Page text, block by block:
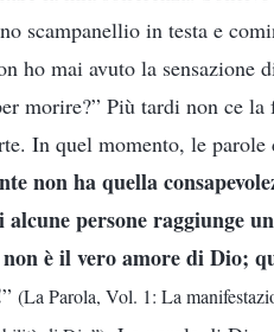
scampanellio in testa e
ho mai avuto la sensazione
morire?” Più tardi non ce la
In quel momento, le
non ha quella
persone raggiunge
è il vero amore di Dio;
” (La Parola, Vol. 1: La